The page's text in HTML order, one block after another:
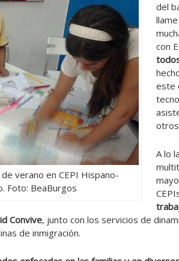
verano en CEPI Hispano-
Foto: BeaBurgos
del
con
este
A lo
Convive, junto con los servicios de
de inmigración.